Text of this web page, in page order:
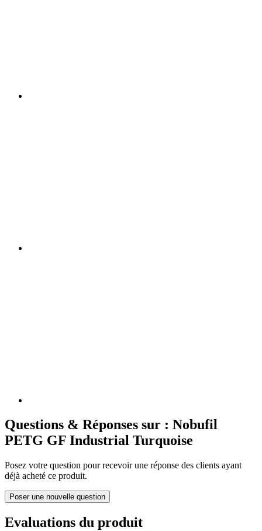
Questions & Réponses sur : Nobufil
PETG GF Industrial Turquoise
Posez votre question pour recevoir une réponse des clients ayant
déjà acheté ce produit.
Poser une nouvelle question
Evaluations du produit